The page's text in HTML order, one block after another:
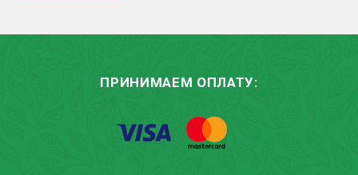
ПРИНИМАЕМ ОПЛАТУ: